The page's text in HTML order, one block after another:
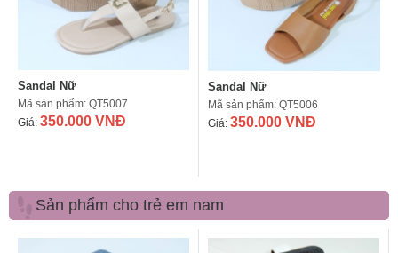
Sandal Nữ
Mã sản phẩm: QT5007
Giá: 350.000 VNĐ
Sandal Nữ
Mã sản phẩm: QT5006
Giá: 350.000 VNĐ
Sản phẩm cho trẻ em nam